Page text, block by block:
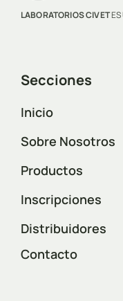
LABORATORIOS CIVETES
Secciones
Inicio
Sobre Nosotros
Productos
Inscripciones
Distribuidores
Contacto